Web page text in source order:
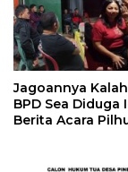
Jagoannya
BPD Sea Diduga
Berita Acara